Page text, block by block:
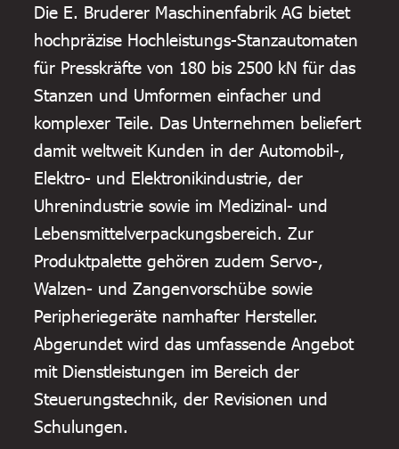
Die E. Bruderer Maschinenfabrik AG bietet
hochpräzise Hochleistungs-Stanzautomaten
für Presskräfte von 180 bis 2500 kN für das
Stanzen und Umformen einfacher und
komplexer Teile. Das Unternehmen beliefert
damit weltweit Kunden in der Automobil-,
Elektro- und Elektronikindustrie, der
Uhrenindustrie sowie im Medizinal- und
Lebensmittelverpackungsbereich. Zur
Produktpalette gehören zudem Servo-,
Walzen- und Zangenvorschübe sowie
Peripheriegeräte namhafter Hersteller.
Abgerundet wird das umfassende Angebot
mit Dienstleistungen im Bereich der
Steuerungstechnik, der Revisionen und
Schulungen.